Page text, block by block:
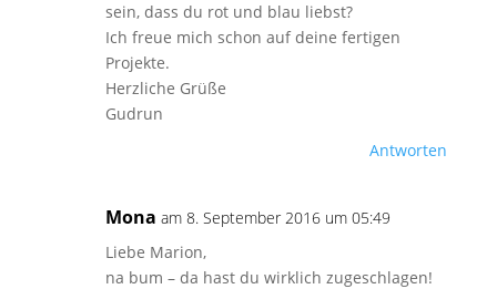
sein, dass du rot und blau liebst?
Ich freue mich schon auf deine fertigen
Projekte.
Herzliche Grüße
Gudrun
Antworten
Mona am 8. September 2016 um 05:49
Liebe Marion,
na bum – da hast du wirklich zugeschlagen!